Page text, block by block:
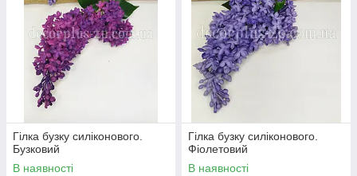
Гілка бузку силіконового.
Бузковий
В наявності
Гілка бузку силіконового.
Фіолетовий
В наявності